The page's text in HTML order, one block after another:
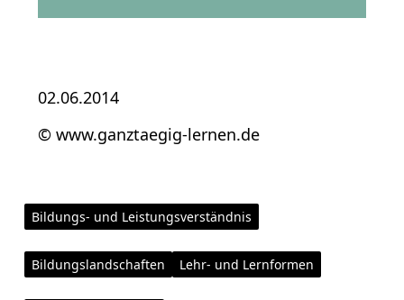
02.06.2014
© www.ganztaegig-lernen.de
Bildungs- und Leistungsverständnis
Bildungslandschaften Lehr- und Lernformen